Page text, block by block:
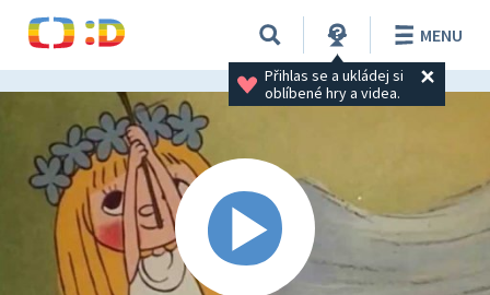
Přihlas se a ukládej si
oblíbené hry a videa.
MENU